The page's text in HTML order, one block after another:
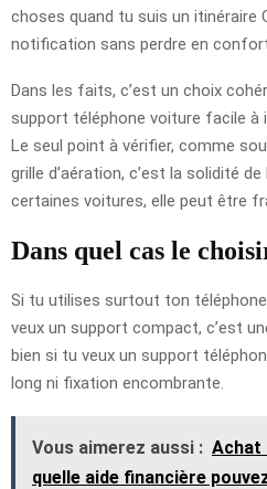
choses quand tu suis un itinéraire
notification sans perdre en confort
Dans les faits, c’est un choix
support téléphone voiture facile à
Le seul point à vérifier, comme
grille d’aération, c’est la solidité
certaines voitures, elle peut être
Dans quel cas le
Si tu utilises surtout ton
veux un support compact, c’est
bien si tu veux un support
long ni fixation encombrante.
Vous aimerez aussi : Achat
quelle aide financière